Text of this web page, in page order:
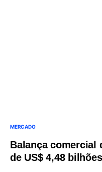
MERCADO
Balança comercial
de US$ 4,48 bilhões